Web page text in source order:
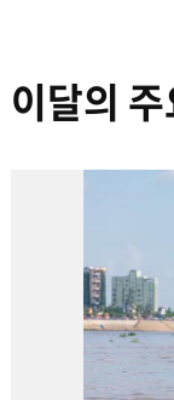
이달의